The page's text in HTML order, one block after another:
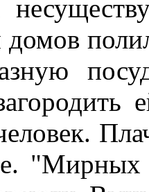
домов
"Мирных